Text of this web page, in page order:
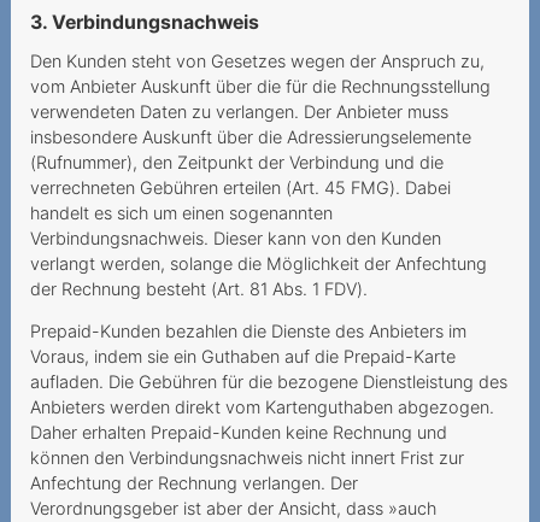
3. Verbindungsnachweis
Den Kunden steht von Gesetzes wegen der Anspruch zu,
vom Anbieter Auskunft über die für die Rechnungsstellung
verwendeten Daten zu verlangen. Der Anbieter muss
insbesondere Auskunft über die Adressierungselemente
(Rufnummer), den Zeitpunkt der Verbindung und die
verrechneten Gebühren erteilen (Art. 45 FMG). Dabei
handelt es sich um einen sogenannten
Verbindungsnachweis. Dieser kann von den Kunden
verlangt werden, solange die Möglichkeit der Anfechtung
der Rechnung besteht (Art. 81 Abs. 1 FDV).
Prepaid-Kunden bezahlen die Dienste des Anbieters im
Voraus, indem sie ein Guthaben auf die Prepaid-Karte
aufladen. Die Gebühren für die bezogene Dienstleistung des
Anbieters werden direkt vom Kartenguthaben abgezogen.
Daher erhalten Prepaid-Kunden keine Rechnung und
können den Verbindungsnachweis nicht innert Frist zur
Anfechtung der Rechnung verlangen. Der
Verordnungsgeber ist aber der Ansicht, dass »auch
Funkstille statt Portierung
Teurer Wettbewerb
Partnersuche mit hohen
Kosten
Teurer Aufenthalt in Ghana
Von der Ehefrau
verlängerter Mobilvertrag
Überblick verloren
Unlimitiertes Abonnement
mit Limit
Eintritt ins Altersheim
Wesentlicher Irrtum